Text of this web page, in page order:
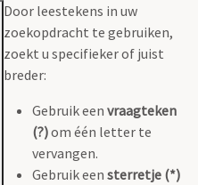
Door leestekens in uw
zoekopdracht te gebruiken,
zoekt u specifieker of juist
breder:
Gebruik een vraagteken
(?)om één letter te
vervangen.
Gebruik een sterretje (*)